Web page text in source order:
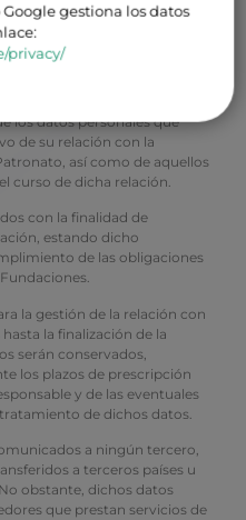
Patronos
FOMENTO DE LA
PRIVADA con N.I.F
Avenida de Pio XII, 49 Loft 1,
los datos personales que
de su relación con la
así como de aquellos
curso de dicha relación.
con la finalidad de
estando dicho
de las obligaciones
la gestión de la relación con
la finalización de la
serán conservados,
los plazos de prescripción
y de las eventuales
de dichos datos.
a ningún tercero,
a terceros países u
obstante, dichos datos
que prestan servicios de
gestiona los datos
privacy/